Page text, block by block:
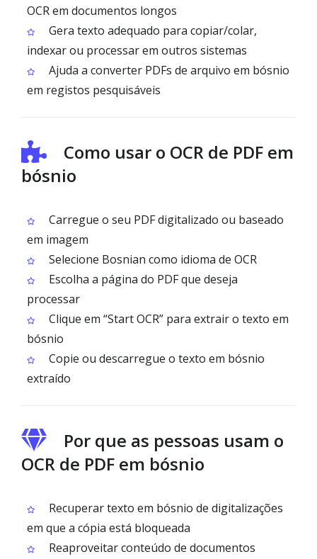
OCR em documentos longos
Gera texto adequado para copiar/colar,
indexar ou processar em outros sistemas
Ajuda a converter PDFs de arquivo em bósnio
em registos pesquisáveis
Como usar o OCR de PDF em
bósnio
Carregue o seu PDF digitalizado ou baseado
em imagem
Selecione Bosnian como idioma de OCR
Escolha a página do PDF que deseja
processar
Clique em “Start OCR” para extrair o texto em
bósnio
Copie ou descarregue o texto em bósnio
extraído
Por que as pessoas usam o
OCR de PDF em bósnio
Recuperar texto em bósnio de digitalizações
em que a cópia está bloqueada
Reaproveitar conteúdo de documentos